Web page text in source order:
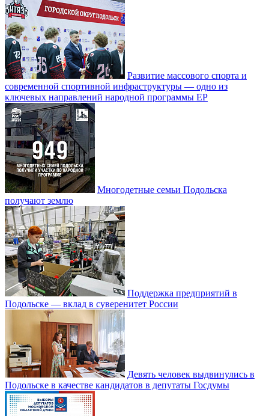
Развитие массового спорта и
современной спортивной инфраструктуры — одно из
ключевых направлений народной программы ЕР
Многодетные семьи Подольска
получают землю
Поддержка предприятий в
Подольске — вклад в суверенитет России
Девять человек выдвинулись в
Подольске в качестве кандидатов в депутаты Госдумы